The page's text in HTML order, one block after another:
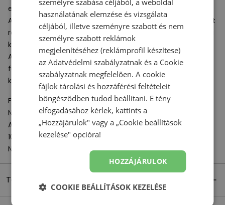
esztétika keverékét, amely a 327 sorozatot jellemzi.
A középtalp vastag, puha, jól csillapítottEVA
-habból készült
rétegből áll, amely a mindennapi viselet során magas fokú
kényelmet garantál.
A gumi talp erős és tartós, ami a futófelületen lévő
fülkékkel kombinálva jó úttartást és fokozott
kopásállóságot jelent.
Felelős szervezet:
New Balance Europe BV
A-Factorij, Pilotenstraat 35 – 45
1059 CH Amsterdam
Netherlands
Termék részletei
személyre szabása céljából, a weboldal
használatának elemzése és vizsgálata
céljából, illetve szeményre szabott és nem
személyre szabott reklámok
megjelenítéséhez (reklámprofil készítese)
azAdatvédelmi szabályzatnak és a Cookie
szabályzatnak megfelelően. A cookie
fájlok tárolási és hozzáférési feltételeit
böngésződben tudod beállítani. E tény
elfogadásához kérlek, kattints a
„Hozzájárulok" vagy a „Cookie beállítások
kezelése" opcióra!
HOZZÁJÁRULOK
COOKIE BEÁLLÍTÁSOK KEZELÉSE